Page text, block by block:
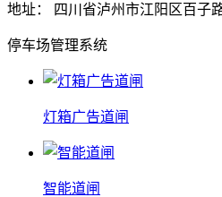
地址： 四川省泸州市江阳区百子
停车场管理系统
灯箱广告道闸
智能道闸